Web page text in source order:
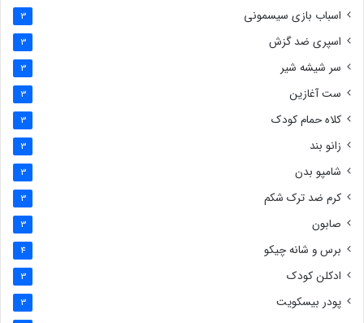
اسباب بازی سیسمونی 3
اسپری ضد گزش 3
سر شیشه شیر 3
ست آغازین 3
کلاه حمام کودک 3
زانو بند 3
شامپو بدن 3
کرم ضد ترک شکم 3
صابون 3
برس و شانه چیکو 4
ادکلن کودک 3
پودر بیسکویت 3